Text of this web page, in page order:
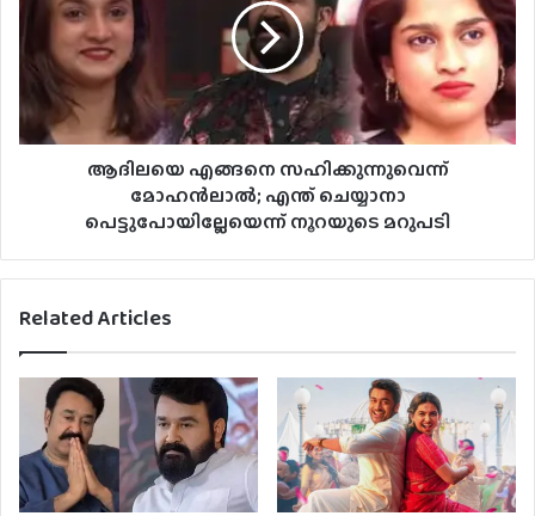
ആദിലയെ എങ്ങനെ സഹിക്കുന്നുവെന്ന്
മോഹൻലാൽ; എന്ത് ചെയ്യാനാ
പെട്ടുപോയില്ലേയെന്ന് നൂറയുടെ മറുപടി
Related Articles